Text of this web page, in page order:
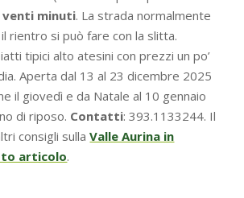
venti minuti. La strada normalmente
rientro si può fare con la slitta.
tipici alto atesini con prezzi un po’
Aperta dal 13 al 23 dicembre 2025
il giovedì e da Natale al 10 gennaio
di riposo. Contatti: 393.1133244. Il
consigli sullaValle Aurina in
articolo.